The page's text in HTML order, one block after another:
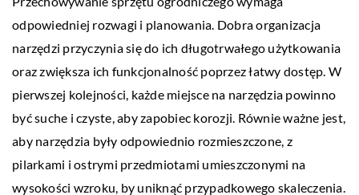
odpowiedniej rozwagi i planowania. Dobra organizacja
narzędzi przyczynia się do ich długotrwałego użytkowania
oraz zwiększa ich funkcjonalność poprzez łatwy dostęp. W
pierwszej kolejności, każde miejsce na narzędzia powinno
być suche i czyste, aby zapobiec korozji. Równie ważne jest,
aby narzędzia były odpowiednio rozmieszczone, z
pilarkami i ostrymi przedmiotami umieszczonymi na
wysokości wzroku, by uniknąć przypadkowego skaleczenia.